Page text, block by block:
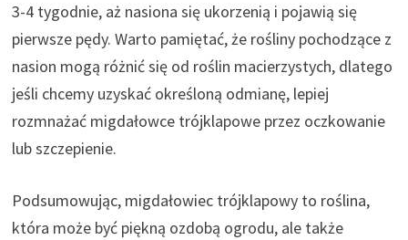
3-4 tygodnie, aż nasiona się ukorzenią i pojawią się
pierwsze pędy. Warto pamiętać, że rośliny pochodzące z
nasion mogą różnić się od roślin macierzystych, dlatego
jeśli chcemy uzyskać określoną odmianę, lepiej
rozmnażać migdałowce trójklapowe przez oczkowanie
lub szczepienie.
Podsumowując, migdałowiec trójklapowy to roślina,
która może być piękną ozdobą ogrodu, ale także